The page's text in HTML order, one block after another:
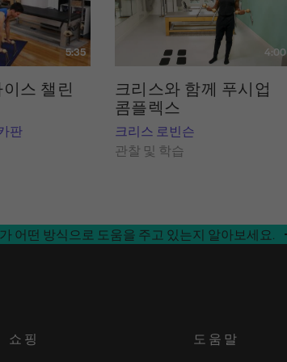
5:35
스 챌린
판
4:00
크리스와 함께 푸시업
콤플렉스
크리스 로빈슨
관찰 및 학습
어떤 방식으로 도움을 주고 있는지 알아보세요.
쇼핑 도움말